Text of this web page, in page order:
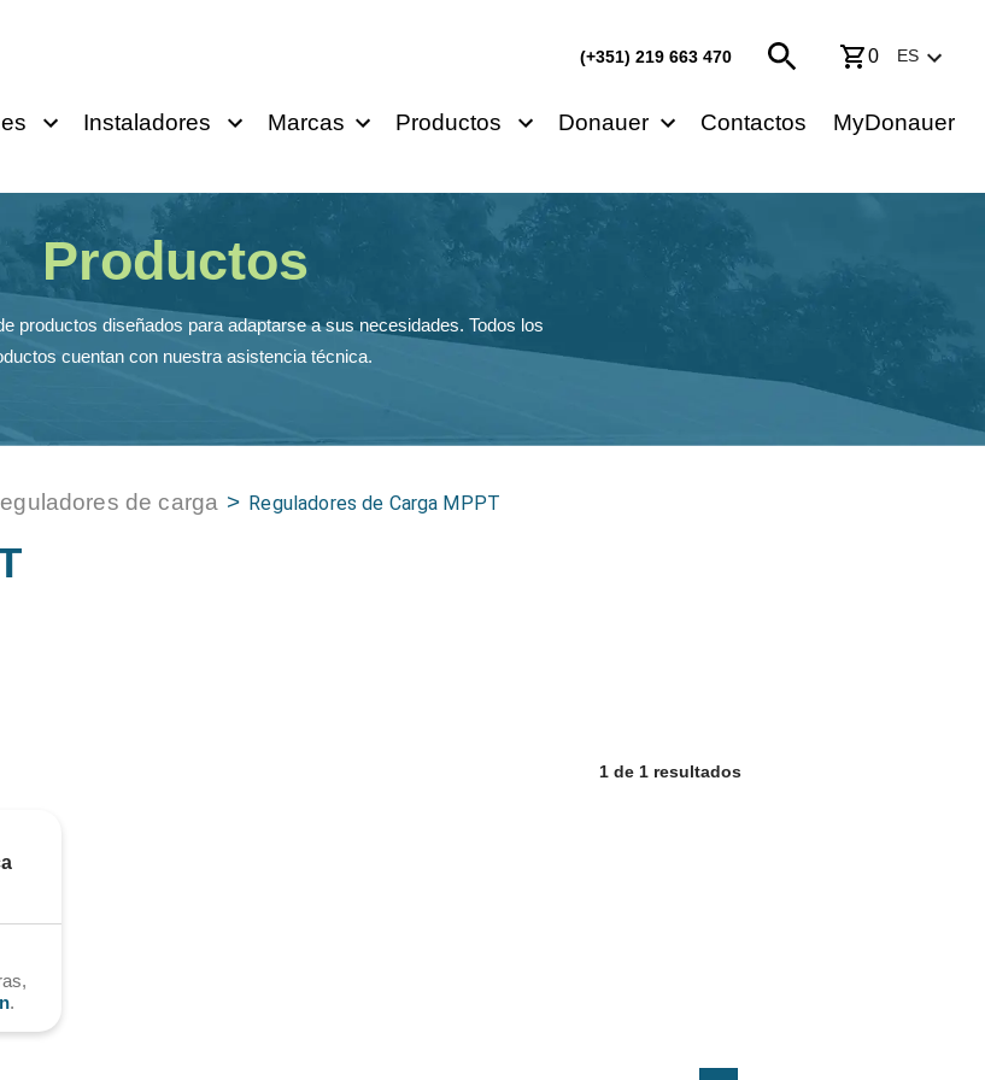
(+351) 219 663 470 0 ES
Instaladores Marcas Productos Donauer Contactos MyDonauer
Productos
productos diseñados para adaptarse a sus necesidades. Todos los
cuentan con nuestra asistencia técnica.
de carga > Reguladores de Carga MPPT
1 de 1 resultados
.